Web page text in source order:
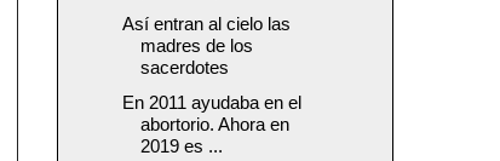
Así entran al cielo las
madres de los
sacerdotes
En 2011 ayudaba en el
abortorio. Ahora en
2019 es ...